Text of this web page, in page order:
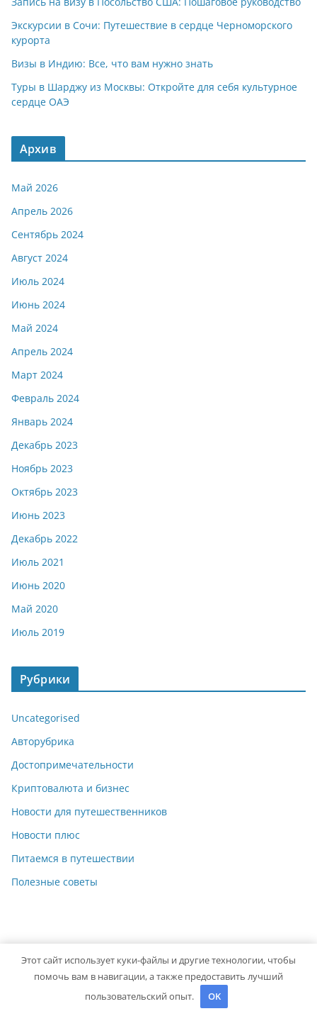
Экскурсии в Сочи: Путешествие в сердце Черноморского
курорта
Визы в Индию: Все, что вам нужно знать
Туры в Шарджу из Москвы: Откройте для себя культурное
сердце ОАЭ
Архив
Май 2026
Апрель 2026
Сентябрь 2024
Август 2024
Июль 2024
Июнь 2024
Май 2024
Апрель 2024
Март 2024
Февраль 2024
Январь 2024
Декабрь 2023
Ноябрь 2023
Октябрь 2023
Июнь 2023
Декабрь 2022
Июль 2021
Июнь 2020
Май 2020
Июль 2019
Рубрики
Uncategorised
Авторубрика
Достопримечательности
Криптовалюта и бизнес
Новости для путешественников
Новости плюс
Питаемся в путешествии
Полезные советы
Copyright © 2026 pereezd-moskow. Powered byColorMag
Этот сайт использует куки-файлы и другие технологии, чтобы
помочь вам в навигации, а также предоставить лучший
пользовательский опыт.
OK